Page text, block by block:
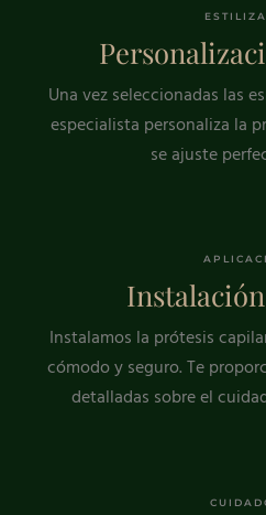
Una vez seleccionadas las
especialista personaliza la
se ajuste
Instalamos la prótesis
cómodo y seguro. Te
detalladas sobre el